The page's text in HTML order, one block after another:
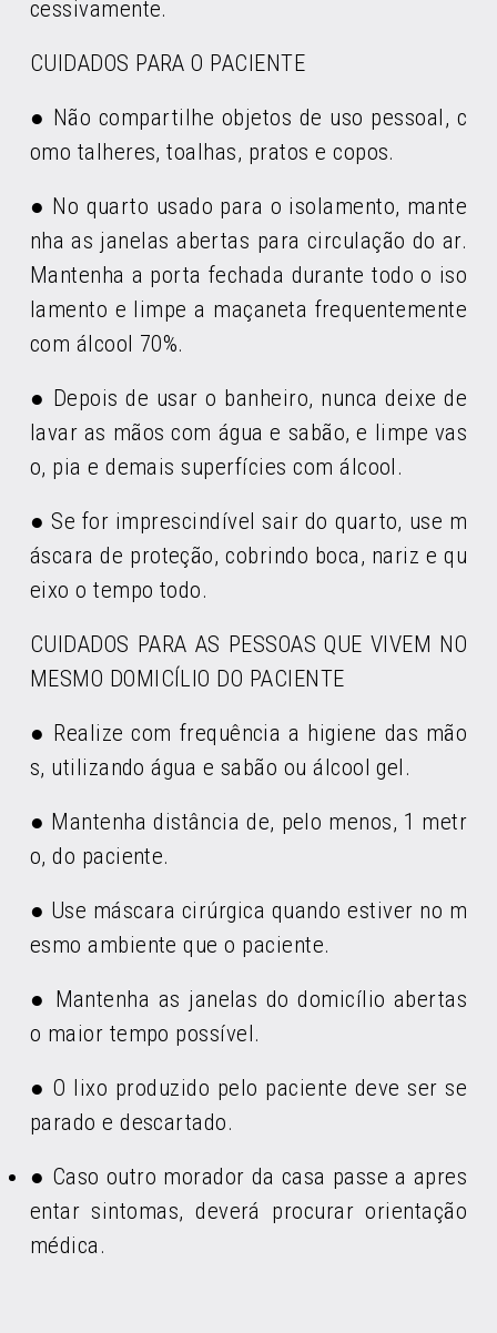
cessivamente.
CUIDADOS PARA O PACIENTE
● Não compartilhe objetos de uso pessoal, c
omo talheres, toalhas, pratos e copos.
● No quarto usado para o isolamento, mante
nha as janelas abertas para circulação do ar.
Mantenha a porta fechada durante todo o iso
lamento e limpe a maçaneta frequentemente
com álcool 70%.
● Depois de usar o banheiro, nunca deixe de
lavar as mãos com água e sabão, e limpe vas
o, pia e demais superfícies com álcool.
● Se for imprescindível sair do quarto, use m
áscara de proteção, cobrindo boca, nariz e qu
eixo o tempo todo.
CUIDADOS PARA AS PESSOAS QUE VIVEM NO
MESMO DOMICÍLIO DO PACIENTE
● Realize com frequência a higiene das mão
s, utilizando água e sabão ou álcool gel.
● Mantenha distância de, pelo menos, 1 metr
o, do paciente.
● Use máscara cirúrgica quando estiver no m
esmo ambiente que o paciente.
● Mantenha as janelas do domicílio abertas
o maior tempo possível.
● O lixo produzido pelo paciente deve ser se
parado e descartado.
● Caso outro morador da casa passe a apres
entar sintomas, deverá procurar orientação
médica.